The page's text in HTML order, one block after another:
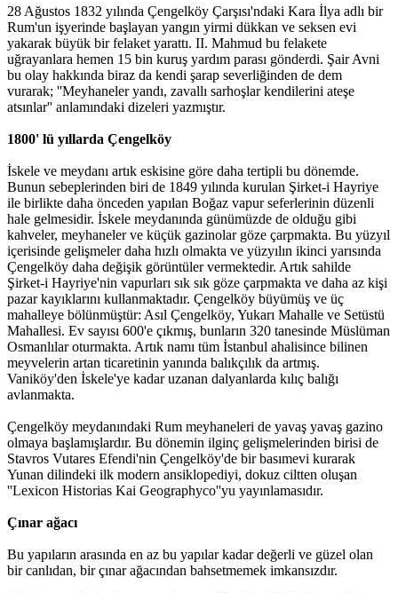
28 Ağustos 1832 yılında Çengelköy Çarşısı'ndaki Kara İlya adlı bir
Rum'un işyerinde başlayan yangın yirmi dükkan ve seksen evi
yakarak büyük bir felaket yarattı. II. Mahmud bu felakete
uğrayanlara hemen 15 bin kuruş yardım parası gönderdi. Şair Avni
bu olay hakkında biraz da kendi şarap severliğinden de dem
vurarak; ''Meyhaneler yandı, zavallı sarhoşlar kendilerini ateşe
atsınlar'' anlamındaki dizeleri yazmıştır.
1800' lü yıllarda Çengelköy
İskele ve meydanı artık eskisine göre daha tertipli bu dönemde.
Bunun sebeplerinden biri de 1849 yılında kurulan Şirket-i Hayriye
ile birlikte daha önceden yapılan Boğaz vapur seferlerinin düzenli
hale gelmesidir. İskele meydanında günümüzde de olduğu gibi
kahveler, meyhaneler ve küçük gazinolar göze çarpmakta. Bu yüzyıl
içerisinde gelişmeler daha hızlı olmakta ve yüzyılın ikinci yarısında
Çengelköy daha değişik görüntüler vermektedir. Artık sahilde
Şirket-i Hayriye'nin vapurları sık sık göze çarpmakta ve daha az kişi
pazar kayıklarını kullanmaktadır. Çengelköy büyümüş ve üç
mahalleye bölünmüştür: Asıl Çengelköy, Yukarı Mahalle ve Setüstü
Mahallesi. Ev sayısı 600'e çıkmış, bunların 320 tanesinde Müslüman
Osmanlılar oturmakta. Artık namı tüm İstanbul ahalisince bilinen
meyvelerin artan ticaretinin yanında balıkçılık da artmış.
Vaniköy'den İskele'ye kadar uzanan dalyanlarda kılıç balığı
avlanmakta.
Çengelköy meydanındaki Rum meyhaneleri de yavaş yavaş gazino
olmaya başlamışlardır. Bu dönemin ilginç gelişmelerinden birisi de
Stavros Vutares Efendi'nin Çengelköy'de bir basımevi kurarak
Yunan dilindeki ilk modern ansiklopediyi, dokuz ciltten oluşan
''Lexicon Historias Kai Geographyco''yu yayınlamasıdır.
Çınar ağacı
Bu yapıların arasında en az bu yapılar kadar değerli ve güzel olan
bir canlıdan, bir çınar ağacından bahsetmemek imkansızdır.